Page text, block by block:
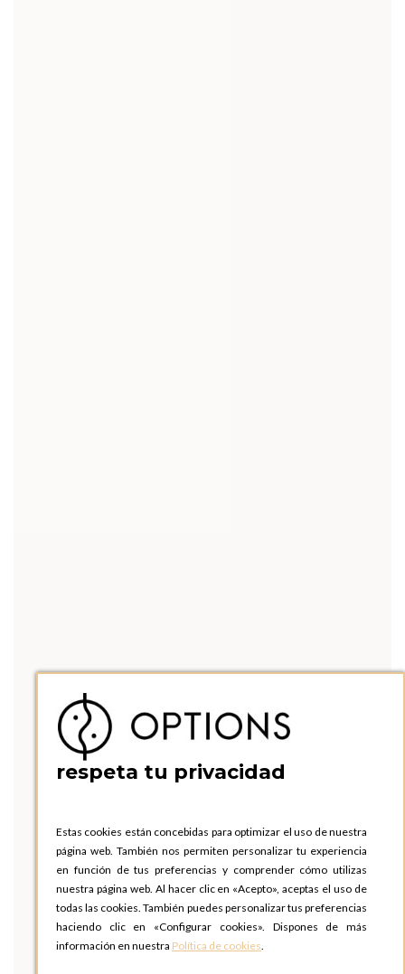
respeta tu privacidad
Estas cookies están concebidas para optimizar el uso de nuestra
página web. También nos permiten personalizar tu experiencia
en función de tus preferencias y comprender cómo utilizas
nuestra página web. Al hacer clic en «Acepto», aceptas el uso de
todas las cookies. También puedes personalizar tus preferencias
haciendo clic en «Configurar cookies». Dispones de más
información en nuestra Política de cookies.